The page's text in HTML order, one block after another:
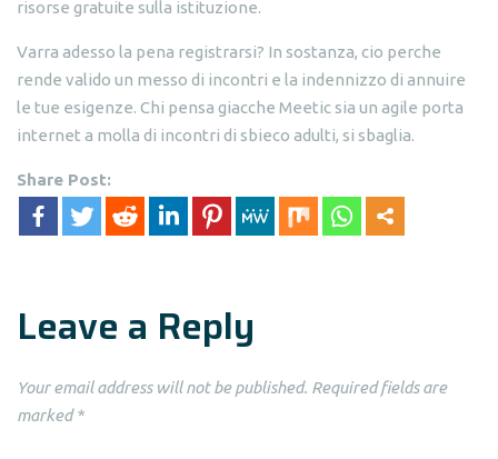
risorse gratuite sulla istituzione.
Varra adesso la pena registrarsi? In sostanza, cio perche
rende valido un messo di incontri e la indennizzo di annuire
le tue esigenze. Chi pensa giacche Meetic sia un agile porta
internet a molla di incontri di sbieco adulti, si sbaglia.
Share Post:
Leave a Reply
Your email address will not be published. Required fields are
marked*